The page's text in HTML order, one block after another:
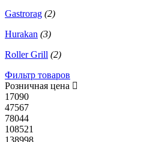
Gastrorag (2)
Hurakan (3)
Roller Grill (2)
Фильтр товаров
Розничная цена
17090
47567
78044
108521
138998